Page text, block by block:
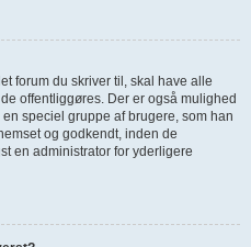
forum du skriver til, skal have alle
offentliggøres. Der er også mulighed
speciel gruppe af brugere, som han
og godkendt, inden de
en administrator for yderligere